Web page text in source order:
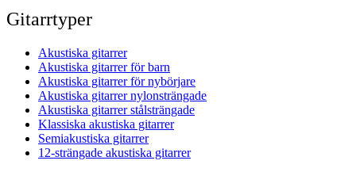
Gitarrtyper
Akustiska gitarrer
Akustiska gitarrer för barn
Akustiska gitarrer för nybörjare
Akustiska gitarrer nylonsträngade
Akustiska gitarrer stålsträngade
Klassiska akustiska gitarrer
Semiakustiska gitarrer
12-strängade akustiska gitarrer